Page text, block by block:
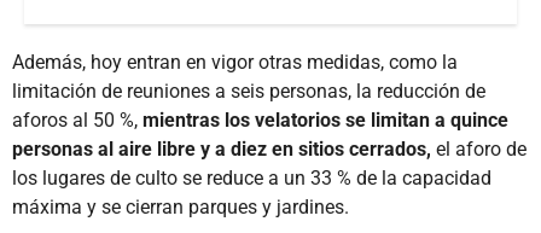
Además, hoy entran en vigor otras medidas, como la
limitación de reuniones a seis personas, la reducción de
aforos al 50 %, mientras los velatorios se limitan a quince
personas al aire libre y a diez en sitios cerrados, el aforo de
los lugares de culto se reduce a un 33 % de la capacidad
máxima y se cierran parques y jardines.